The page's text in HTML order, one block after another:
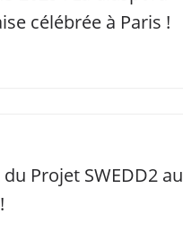
célébrée à Paris !
Projet SWEDD2 au